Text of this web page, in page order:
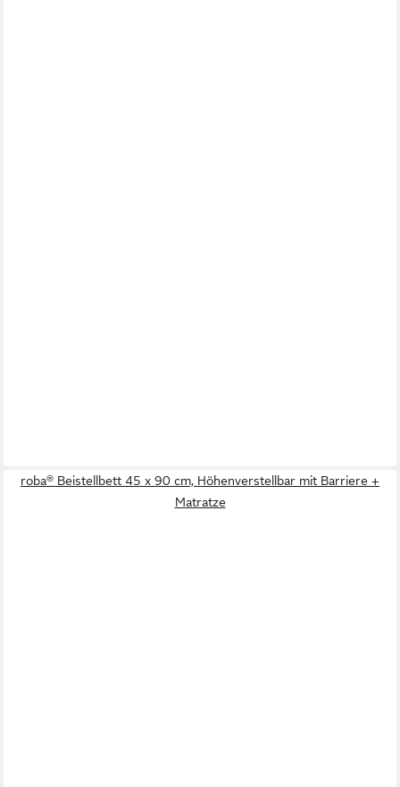
roba® Beistellbett 45 x 90 cm, Höhenverstellbar mit Barriere +
Matratze